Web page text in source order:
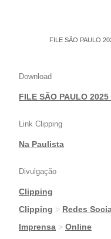
FILE SÃO PAULO
Download
FILE SÃO PAULO
Link Clipping
Na Paulista
Divulgação
Clipping
|Clipping > Redes
|Imprensa > Online